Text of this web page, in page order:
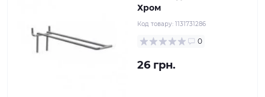
Хром
Код товару: 1131731286
0
26 грн.